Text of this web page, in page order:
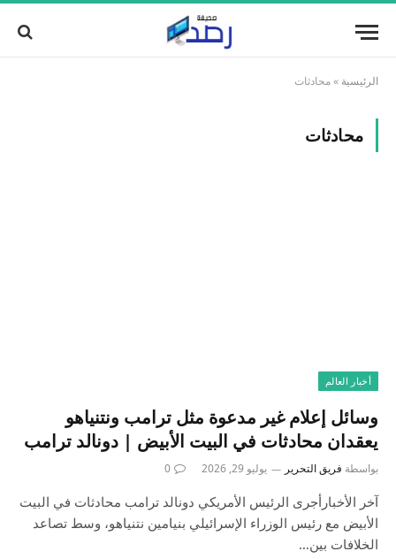
الرئيسية »محادثات
محادثات
أخبار العالم
وسائل إعلام غير مدعوة مثل ترامب ونتنياهو
يعقدان محادثات في البيت الأبيض | دونالد ترامب
بواسطة فريق التحرير يوليو 29, 2026 0
آخر الأخبارأجرى الرئيس الأمريكي دونالد ترامب محادثات في البيت
الأبيض مع رئيس الوزراء الإسرائيلي بنيامين نتنياهو، وسط تصاعد
الخلافات بين…